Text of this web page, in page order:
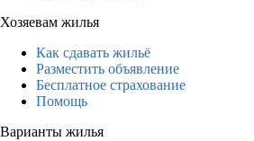
Хозяевам жилья
Как сдавать жильё
Разместить объявление
Бесплатное страхование
Помощь
Варианты жилья